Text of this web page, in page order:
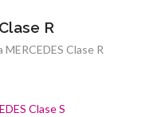
R
Clase R